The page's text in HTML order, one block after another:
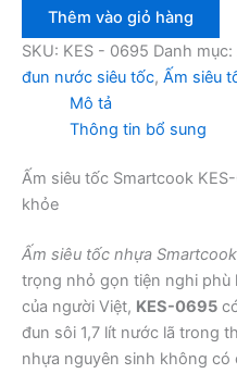
Smartcook
KES-
0695
Thêm vào giỏ hàng
SKU: KES - 0695 Danh mục:
đun nước siêu tốc, Ấm siêu
Mô tả
Thông tin bổ sung
Ấm siêu tốc Smartcook
khỏe
Ấm siêu tốc nhựa
trọng nhỏ gọn tiện nghi phù
của người Việt, KES-0695
đun sôi 1,7 lít nước lã trong
nhựa nguyên sinh không